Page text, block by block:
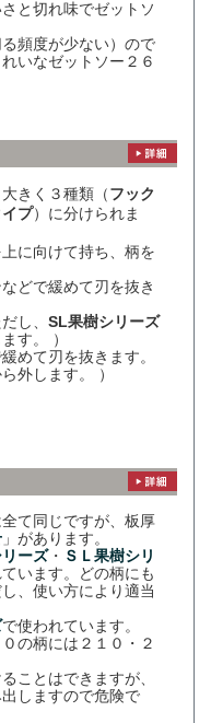
と切れ味でゼットソ
頻度が少ない）ので
いなゼットソー２６
きく３種類（フック
プ）に分けられま
に向けて持ち、柄を
どで緩めて刃を抜き
し、 SL果樹シリーズ
す。 ）
めて刃を抜きます。
外します。 ）
て同じですが、板厚
」があります。
ーズ・ ＳＬ果樹シリ
います。どの柄にも
、使い方により適当
で使われています。
の柄には２１０・２
ことはできますが、
しますので危険で